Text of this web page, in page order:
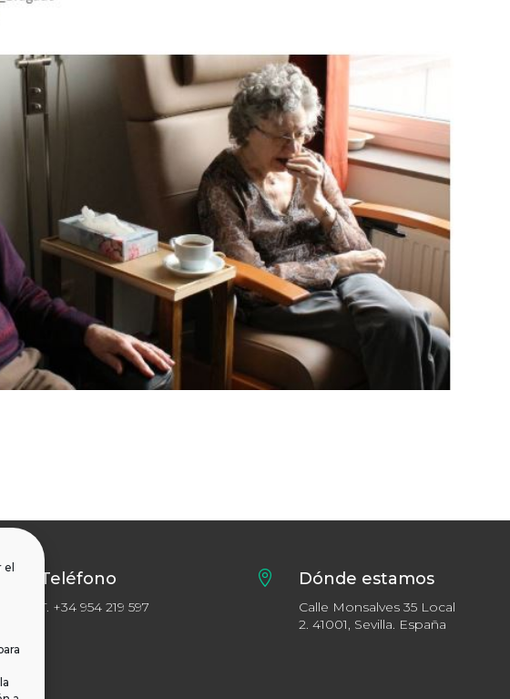
Teléfono
T. +34 954 219 597
 Dónde estamos
Calle Monsalves 35 Local
2. 41001, Sevilla. España